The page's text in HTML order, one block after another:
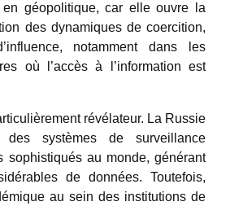
géopolitique, car elle ouvre la
des dynamiques de coercition,
notamment dans les
où l’accès à l’information est
révélateur. La Russie
systèmes de surveillance
sophistiqués au monde, générant
de données. Toutefois,
au sein des institutions de